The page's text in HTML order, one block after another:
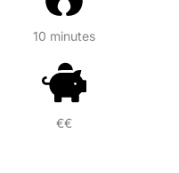
10 minutes
€€